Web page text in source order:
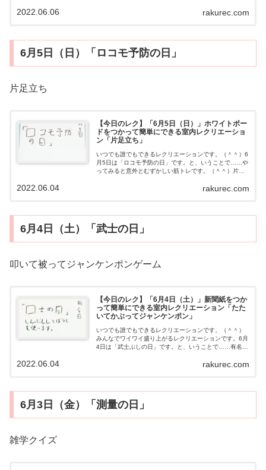
ださい。（＾＾）明日の予定明日も準備...rakurec.com
2022.06.06
6月5日（日）「ロコモ予防の日」
片足立ち
【今日のレク】「6月5日（日）」ホワイトボー
ドをつかって簡単にできる室内レクリエーショ
ン「片足立ち」
いつでも誰でもできるレクリエーションです。（＾＾）6
月5日は「ロコモ予防の日」です。と、いうことで……や
ってみると意外とむずかしい筋トレです。（＾＾）片足
rakurec.com
2022.06.04
6月4日（土）「武士の日」
叩いて被ってジャンケンポンゲーム
【今日のレク】「6月4日（土）」新聞紙をつか
って簡単にできる室内レクリエーション「たた
いてかぶってジャンケンポン」
いつでも誰でもできるレクリエーションです。（＾＾）
みんなでワイワイ盛り上がるレクリエーションです。6月
4日は「武士ぶしの日」です。と、いうことで……有名な
想力では一人でこのゲームを動画にでき...rakurec.com
2022.06.04
6月3日（金）「測量の日」
雑学クイズ